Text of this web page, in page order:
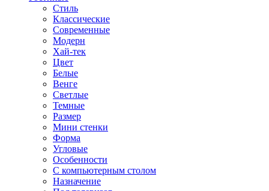
Стиль
Классические
Современные
Модерн
Хай-тек
Цвет
Белые
Венге
Светлые
Темные
Размер
Мини стенки
Форма
Угловые
Особенности
С компьютерным столом
Назначение